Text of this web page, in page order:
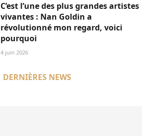
C’est l’une des plus grandes artistes
vivantes : Nan Goldin a
révolutionné mon regard, voici
pourquoi
4 juin 2026
DERNIÈRES NEWS